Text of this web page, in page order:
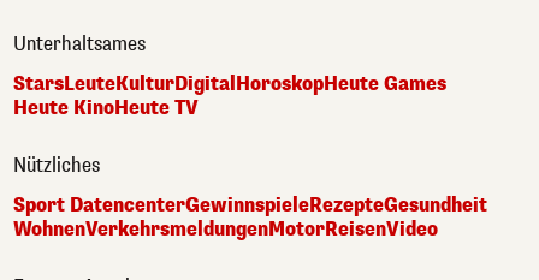
Unterhaltsames
StarsLeuteKulturDigital HoroskopHeute Games
Heute KinoHeute TV
Nützliches
Sport DatencenterGewinnspieleRezepteGesundheit
WohnenVerkehrsmeldungenMotorReisenVideo